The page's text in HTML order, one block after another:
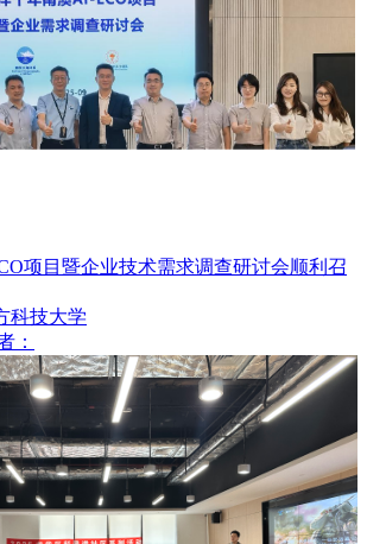
项目暨企业技术需求调查研讨会顺利召
科技大学
：